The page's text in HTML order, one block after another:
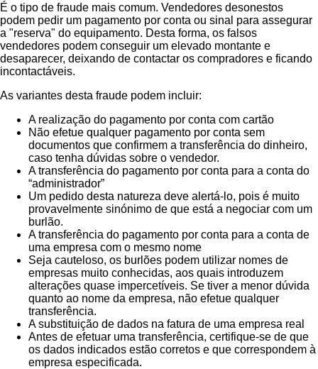
É o tipo de fraude mais comum. Vendedores desonestos
podem pedir um pagamento por conta ou sinal para assegurar
a "reserva" do equipamento. Desta forma, os falsos
vendedores podem conseguir um elevado montante e
desaparecer, deixando de contactar os compradores e ficando
incontactáveis.
As variantes desta fraude podem incluir:
A realização do pagamento por conta com cartão
Não efetue qualquer pagamento por conta sem
documentos que confirmem a transferência do dinheiro,
caso tenha dúvidas sobre o vendedor.
A transferência do pagamento por conta para a conta do
“administrador”
Um pedido desta natureza deve alertá-lo, pois é muito
provavelmente sinónimo de que está a negociar com um
burlão.
A transferência do pagamento por conta para a conta de
uma empresa com o mesmo nome
Seja cauteloso, os burlões podem utilizar nomes de
empresas muito conhecidas, aos quais introduzem
alterações quase impercetíveis. Se tiver a menor dúvida
quanto ao nome da empresa, não efetue qualquer
transferência.
A substituição de dados na fatura de uma empresa real
Antes de efetuar uma transferência, certifique-se de que
os dados indicados estão corretos e que correspondem à
empresa especificada.